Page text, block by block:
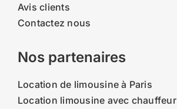
Avis clients
Contactez nous
Nos partenaires
Location de limousine à Paris
Location limousine avec chauffeur